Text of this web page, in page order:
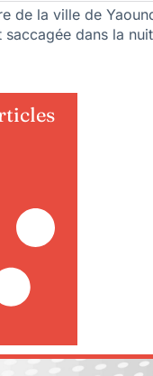
de la ville de
dans la nuit